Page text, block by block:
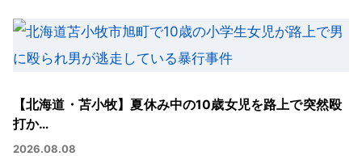
【北海道・苫小牧】夏休み中の10歳女児を路上で突然殴
打か…
2026.08.08